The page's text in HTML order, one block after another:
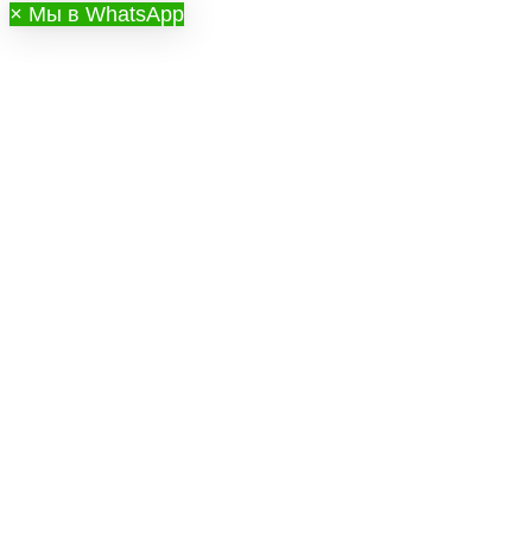
× Мы в WhatsApp